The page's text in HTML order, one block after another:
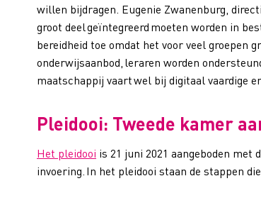
willen bijdragen. Eugenie Zwanenburg,
groot deel geïntegreerd moeten worden in
bereidheid toe omdat het voor veel groepen
onderwijsaanbod, leraren worden
maatschappij vaart wel bij digitaal vaardige
Pleidooi: Tweede kamer
Het pleidooi is 21 juni 2021 aangeboden met
invoering. In het pleidooi staan de stappen